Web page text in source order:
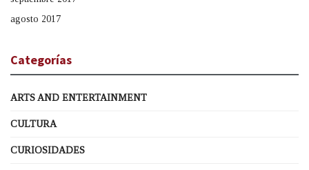
agosto 2017
Categorías
ARTS AND ENTERTAINMENT
CULTURA
CURIOSIDADES